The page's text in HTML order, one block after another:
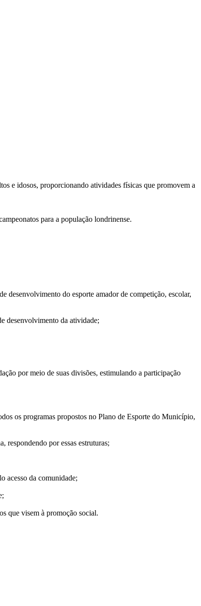
e idosos, proporcionando atividades físicas que promovem a
para a população londrinense.
desenvolvimento do esporte amador de competição, escolar,
desenvolvimento da atividade;
por meio de suas divisões, estimulando a participação
os programas propostos no Plano de Esporte do Município,
respondendo por essas estruturas;
acesso da comunidade;
que visem à promoção social.